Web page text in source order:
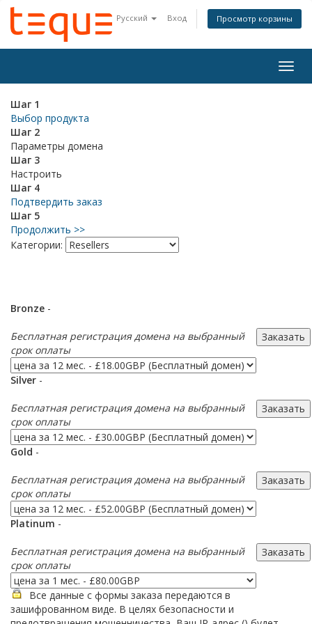
Русский Вход Просмотр корзины
Шаг 1
Выбор продукта
Шаг 2
Параметры домена
Шаг 3
Настроить
Шаг 4
Подтвердить заказ
Шаг 5
Продолжить >>
Категории:
Bronze -
Бесплатная регистрация домена на выбранный
срок оплаты
Silver -
Бесплатная регистрация домена на выбранный
срок оплаты
Gold -
Бесплатная регистрация домена на выбранный
срок оплаты
Platinum -
Бесплатная регистрация домена на выбранный
срок оплаты
Все данные с формы заказа передаются в
зашифрованном виде. В целях безопасности и